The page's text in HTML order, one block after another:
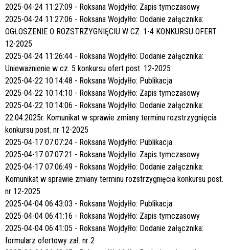
2025-04-24 11:27:09 - Roksana Wojdyłło: Zapis tymczasowy
2025-04-24 11:27:06 - Roksana Wojdyłło: Dodanie załącznika:
OGŁOSZENIE O ROZSTRZYGNIĘCIU W CZ. 1-4 KONKURSU OFERT
12-2025
2025-04-24 11:26:44 - Roksana Wojdyłło: Dodanie załącznika:
Unieważnienie w cz. 5 konkursu ofert post. 12-2025
2025-04-22 10:14:48 - Roksana Wojdyłło: Publikacja
2025-04-22 10:14:10 - Roksana Wojdyłło: Zapis tymczasowy
2025-04-22 10:14:06 - Roksana Wojdyłło: Dodanie załącznika:
22.04.2025r. Komunikat w sprawie zmiany terminu rozstrzygnięcia
konkursu post. nr 12-2025
2025-04-17 07:07:24 - Roksana Wojdyłło: Publikacja
2025-04-17 07:07:21 - Roksana Wojdyłło: Zapis tymczasowy
2025-04-17 07:06:49 - Roksana Wojdyłło: Dodanie załącznika:
Komunikat w sprawie zmiany terminu rozstrzygnięcia konkursu post.
nr 12-2025
2025-04-04 06:43:03 - Roksana Wojdyłło: Publikacja
2025-04-04 06:41:16 - Roksana Wojdyłło: Zapis tymczasowy
2025-04-04 06:41:05 - Roksana Wojdyłło: Dodanie załącznika:
formularz ofertowy zał. nr 2